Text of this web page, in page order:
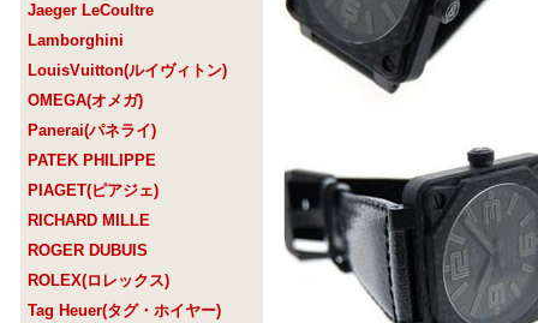
Jaeger LeCoultre
Lamborghini
LouisVuitton(ルイヴィトン)
OMEGA(オメガ)
Panerai(パネライ)
PATEK PHILIPPE
PIAGET(ピアジェ)
RICHARD MILLE
ROGER DUBUIS
ROLEX(ロレックス)
Tag Heuer(タグ・ホイヤー)